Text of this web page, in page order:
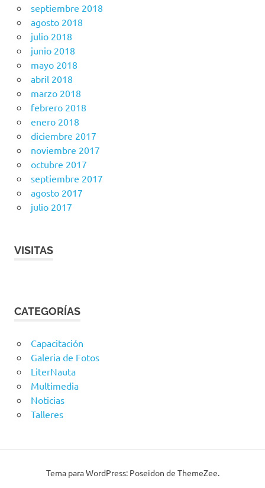
septiembre 2018
agosto 2018
julio 2018
junio 2018
mayo 2018
abril 2018
marzo 2018
febrero 2018
enero 2018
diciembre 2017
noviembre 2017
octubre 2017
septiembre 2017
agosto 2017
julio 2017
VISITAS
CATEGORÍAS
Capacitación
Galeria de Fotos
LiterNauta
Multimedia
Noticias
Talleres
Tema para WordPress: Poseidon de ThemeZee.